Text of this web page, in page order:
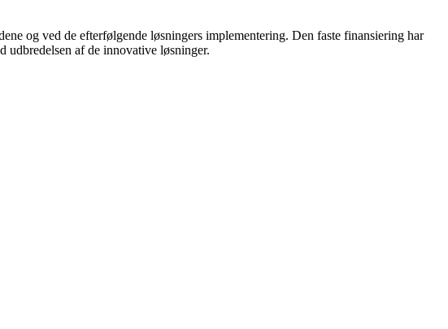
og ved de efterfølgende løsningers implementering. Den faste finansiering har
udbredelsen af de innovative løsninger.